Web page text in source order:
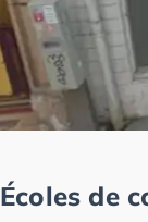
Écoles de